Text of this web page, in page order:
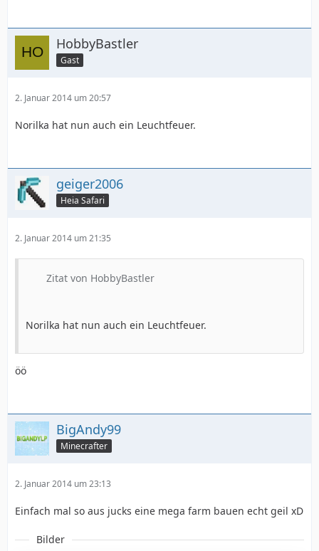
HobbyBastler
Gast
2. Januar 2014 um 20:57
Norilka hat nun auch ein Leuchtfeuer.
geiger2006
Heia Safari
2. Januar 2014 um 21:35
Zitat von HobbyBastler
Norilka hat nun auch ein Leuchtfeuer.
öö
BigAndy99
Minecrafter
2. Januar 2014 um 23:13
Einfach mal so aus jucks eine mega farm bauen echt geil xD
Bilder